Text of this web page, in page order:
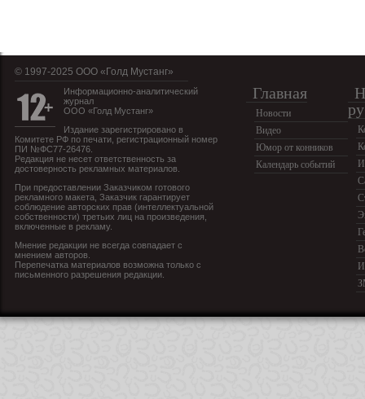
© 1997-2025 OOO «Голд Мустанг»
Информационно-аналитический
журнал
ООО «Голд Мустанг»
Издание зарегистрировано в
Комитете РФ по печати, регистрационный номер
ПИ №ФС77-26476.
Редакция не несет ответственность за
достоверность рекламных материалов.
При предоставлении Заказчиком готового
рекламного макета, Заказчик гарантирует
соблюдение авторских прав (интеллектуальной
собственности) третьих лиц на произведения,
включенные в рекламу.
Мнение редакции не всегда совпадает с
мнением авторов.
Перепечатка материалов возможна только с
письменного разрешения редакции.
Главная
Новости
Видео
Юмор от конников
Календарь событий